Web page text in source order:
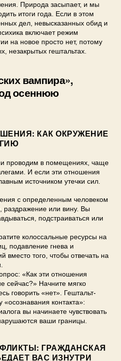
Природа засыпает, и мы
итоги года. Если в этом
дел, невысказанных обид и
включает режим
на новое просто нет, потому
незакрытых гештальтах.
вампира»,
осеннюю
КАК ОКРУЖЕНИЕ
проводим в помещениях, чаще
И если эти отношения
источником утечки сил.
с определенным человеком
раздражение или вину. Вы
подстраиваться или
колоссальные ресурсы на
подавление гнева и
вместо того, чтобы отвечать на
«Как эти отношения
сейчас?» Начните мягко
говорить «нет». Гештальт-
«осознавания контакта»:
вы начинаете чувствовать
ваши границы.
ГРАЖДАНСКАЯ
ВАС ИЗНУТРИ